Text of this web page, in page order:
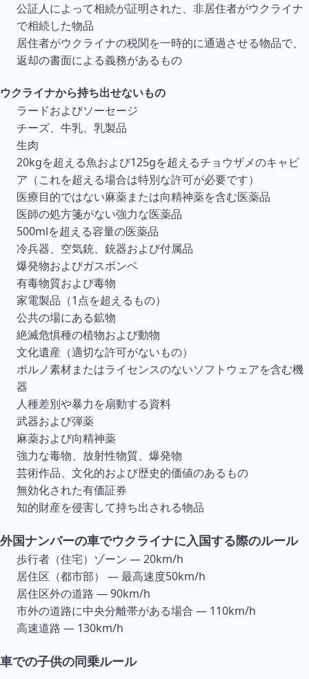
公証人によって相続が証明された、非居住者がウクライナ
で相続した物品
居住者がウクライナの税関を一時的に通過させる物品で、
返却の書面による義務があるもの
ウクライナから持ち出せないもの
ラードおよびソーセージ
チーズ、牛乳、乳製品
生肉
20kgを超える魚および125gを超えるチョウザメのキャビ
ア（これを超える場合は特別な許可が必要です）
医療目的ではない麻薬または向精神薬を含む医薬品
医師の処方箋がない強力な医薬品
500mlを超える容量の医薬品
冷兵器、空気銃、銃器および付属品
爆発物およびガスボンベ
有毒物質および毒物
家電製品（1点を超えるもの）
公共の場にある鉱物
絶滅危惧種の植物および動物
文化遺産（適切な許可がないもの）
ポルノ素材またはライセンスのないソフトウェアを含む機
器
人種差別や暴力を扇動する資料
武器および弾薬
麻薬および向精神薬
強力な毒物、放射性物質、爆発物
芸術作品、文化的および歴史的価値のあるもの
無効化された有価証券
知的財産を侵害して持ち出される物品
外国ナンバーの車でウクライナに入国する際のルール
歩行者（住宅）ゾーン — 20km/h
居住区（都市部） — 最高速度50km/h
居住区外の道路 — 90km/h
市外の道路に中央分離帯がある場合 — 110km/h
高速道路 — 130km/h
車での子供の同乗ルール